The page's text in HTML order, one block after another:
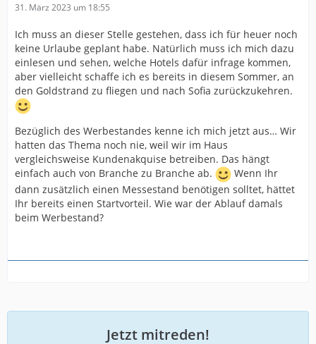
31. März 2023 um 18:55
Ich muss an dieser Stelle gestehen, dass ich für heuer noch
keine Urlaube geplant habe. Natürlich muss ich mich dazu
einlesen und sehen, welche Hotels dafür infrage kommen,
aber vielleicht schaffe ich es bereits in diesem Sommer, an
den Goldstrand zu fliegen und nach Sofia zurückzukehren.
Bezüglich des Werbestandes kenne ich mich jetzt aus… Wir
hatten das Thema noch nie, weil wir im Haus
vergleichsweise Kundenakquise betreiben. Das hängt
einfach auch von Branche zu Branche ab.
Wenn Ihr
dann zusätzlich einen Messestand benötigen solltet, hättet
Ihr bereits einen Startvorteil. Wie war der Ablauf damals
beim Werbestand?
Jetzt mitreden!